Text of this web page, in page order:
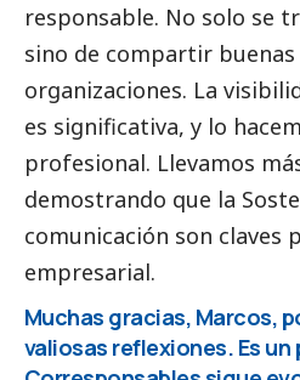
responsable. No solo se
sino de compartir
organizaciones. La
es significativa, y lo
profesional. Llevamos
demostrando que la
comunicación son claves
empresarial.
Muchas gracias, Marcos,
valiosas reflexiones. Es